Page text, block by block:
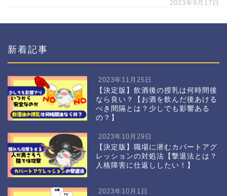
2023年9月17日
新着記事
2023年11月25日
【決定版】飲酒後の授乳は何時間後
なら良い？【お酒を飲んだ後あける
べき間隔とは？少しでも影響ある
の？】
2023年10月29日
【決定版】職場に潜むカバートアグ
レッションの対処法【撃退法とは？
人格障害に仕返ししたい！】
2023年10月1日